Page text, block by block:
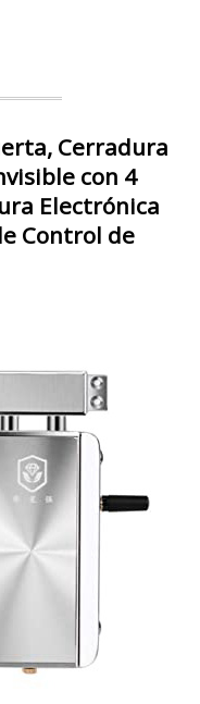
Cerradura
con 4
Electrónica
Control de